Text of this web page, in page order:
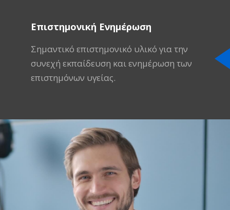
Επιστημονική Ενημέρωση
Σημαντικό επιστημονικό υλικό για την
συνεχή εκπαίδευση και ενημέρωση των
επιστημόνων υγείας.